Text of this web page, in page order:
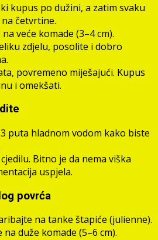
kupus po dužini, a zatim svaku
četvrtine.
veće komade (3–4 cm).
zdjelu, posolite i dobro
povremeno miješajući. Kupus
i omekšati.
puta hladnom vodom kako biste
Bitno je da nema viška
uspjela.
povrća
na tanke štapiće (julienne).
duže komade (5–6 cm).